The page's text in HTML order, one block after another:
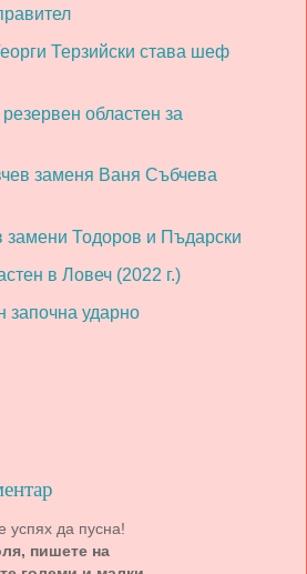
Терзийски става шеф
областен за
заменя Ваня Събчева
замени Тодоров и Пъдарски
в Ловеч (2022 г.)
започна ударно
успях да пусна!
пишете на